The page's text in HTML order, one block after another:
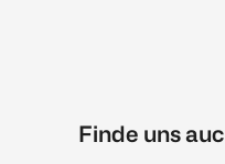
Finde uns